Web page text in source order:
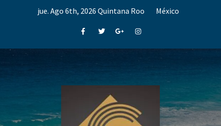
jue. Ago 6th, 2026 Quintana Roo México
FacebookTwitterGoogle+Instagram